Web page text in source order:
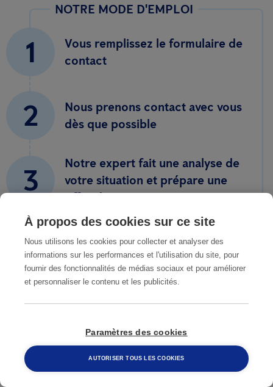
NOTRE MODE D'EMPLOI
1
Vous remplissez le formulaire de
contact
2
Nous prenons contact avec vous
dès que possible
3
Notre expert fait une analyse de
votre situation et prépare une
offre de prix sans engagement
4
Vous êtes d'accord avec notre
offre
5 Vous n'avez plus d'infestation
À propos des cookies sur ce site
Nous utilisons les cookies pour collecter et analyser des
informations sur les performances et l'utilisation du site, pour
fournir des fonctionnalités de médias sociaux et pour améliorer
et personnaliser le contenu et les publicités.
Paramètres des cookies
AUTORISER TOUS LES COOKIES